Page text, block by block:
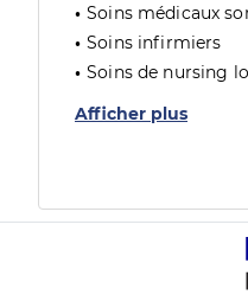
Soins médicaux
Soins infirmiers
Soins de nursing
Afficher plus